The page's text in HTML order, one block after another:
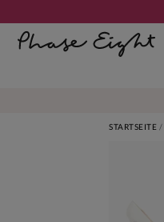
STARTSEITE